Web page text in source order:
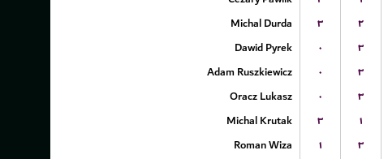
Michal Durda
۳ ۲
Dawid Pyrek
۰ ۳
Adam Ruszkiewicz
۰ ۳
Oracz Lukasz
۰ ۳
Michal Krutak
۳ ۱
Roman Wiza
۱ ۳